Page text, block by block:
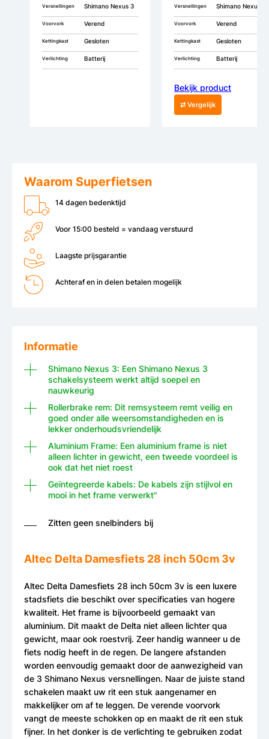
Versnellingen Shimano Nexus 3
Voorvork Verend
Kettingkast Gesloten
Verlichting Batterij
Versnellingen Shimano Nexus 7
Voorvork Verend
Kettingkast Gesloten
Verlichting Batterij
Bekijk product
⇄ Vergelijk
Waarom Superfietsen
14 dagen bedenktijd
Voor 15:00 besteld = vandaag verstuurd
Laagste prijsgarantie
Achteraf en in delen betalen mogelijk
Informatie
Shimano Nexus 3: Een Shimano Nexus 3
schakelsysteem werkt altijd soepel en
nauwkeurig
Rollerbrake rem: Dit remsysteem remt veilig en
goed onder alle weersomstandigheden en is
lekker onderhoudsvriendelijk
Aluminium Frame: Een aluminium frame is niet
alleen lichter in gewicht, een tweede voordeel is
ook dat het niet roest
Geïntegreerde kabels: De kabels zijn stijlvol en
mooi in het frame verwerkt"
Zitten geen snelbinders bij
Altec Delta Damesfiets 28 inch 50cm 3v
Altec Delta Damesfiets 28 inch 50cm 3v is een luxere
stadsfiets die beschikt over specificaties van hogere
kwaliteit. Het frame is bijvoorbeeld gemaakt van
aluminium. Dit maakt de Delta niet alleen lichter qua
gewicht, maar ook roestvrij. Zeer handig wanneer u de
fiets nodig heeft in de regen. De langere afstanden
worden eenvoudig gemaakt door de aanwezigheid van
de 3 Shimano Nexus versnellingen. Naar de juiste stand
schakelen maakt uw rit een stuk aangenamer en
makkelijker om af te leggen. De verende voorvork
vangt de meeste schokken op en maakt de rit een stuk
fijner. In het donker is de verlichting te gebruiken zodat